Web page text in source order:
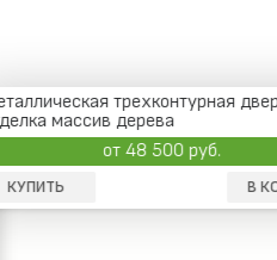
Входная дверь,
дерева, с глазком
от 28